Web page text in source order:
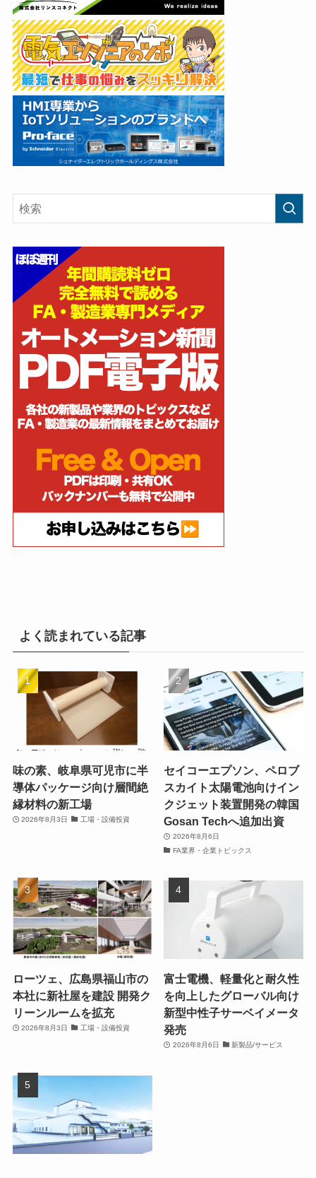
よく読まれている記事
味の素、岐阜県可児市に半
導体パッケージ向け層間絶
縁材料の新工場
2026年8月3日 工場・設備投資
セイコーエプソン、ペロブ
スカイト太陽電池向けイン
クジェット装置開発の韓国
Gosan Techへ追加出資
2026年8月6日
FA業界・企業トピックス
ローツェ、広島県福山市の
本社に新社屋を建設 開発ク
リーンルームを拡充
2026年8月3日 工場・設備投資
富士電機、軽量化と耐久性
を向上したグローバル向け
新型中性子サーベイメータ
発売
2026年8月6日 新製品/サービス